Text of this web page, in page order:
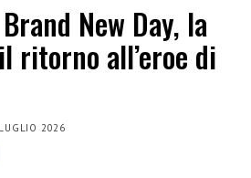
New Day, la
ritorno all’eroe di
2026